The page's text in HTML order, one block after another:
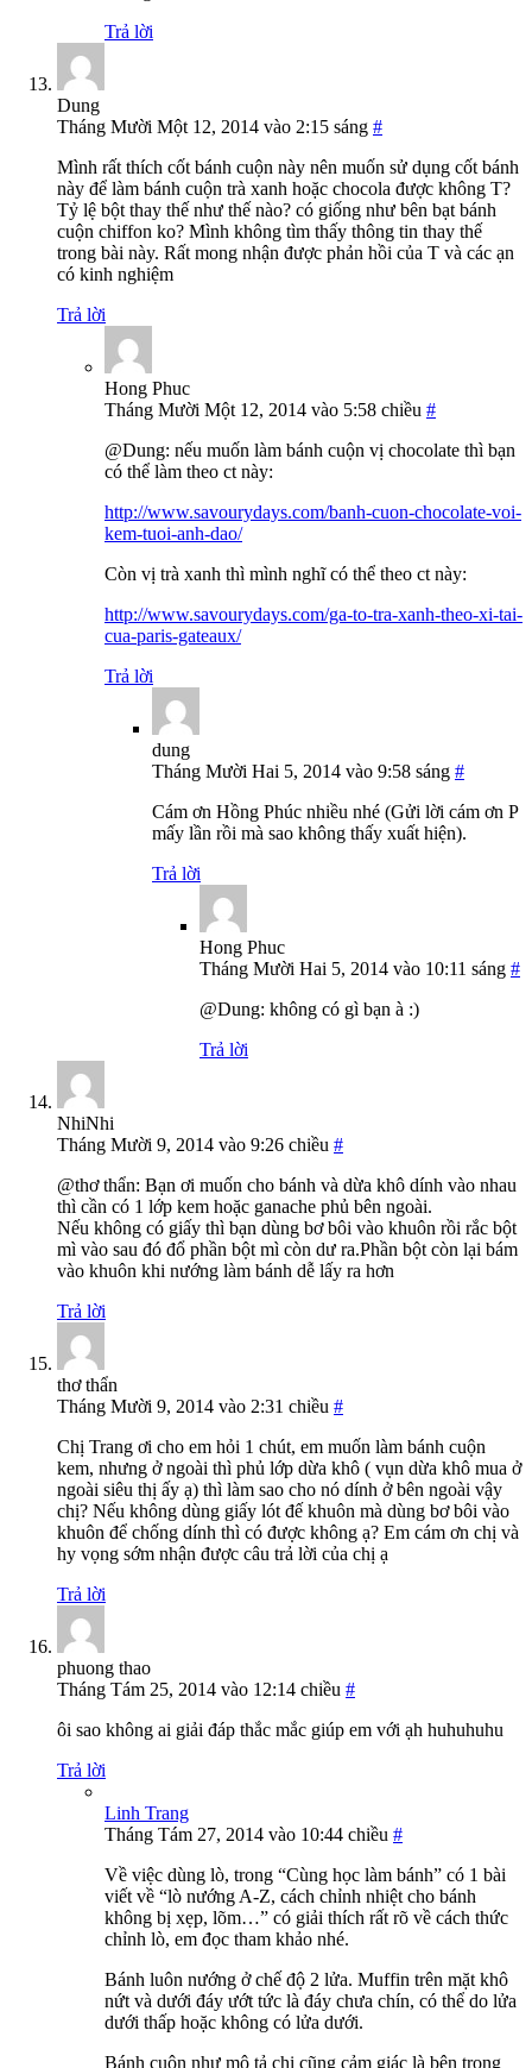
Trả lời
Dung
Tháng Mười Một 12, 2014 vào 2:15 sáng #
Mình rất thích cốt bánh cuộn này nên muốn sử dụng cốt bánh
này để làm bánh cuộn trà xanh hoặc chocola được không T?
Tỷ lệ bột thay thế như thế nào? có giống như bên bạt bánh
cuộn chiffon ko? Mình không tìm thấy thông tin thay thế
trong bài này. Rất mong nhận được phản hồi của T và các ạn
có kinh nghiệm
Trả lời
Hong Phuc
Tháng Mười Một 12, 2014 vào 5:58 chiều #
@Dung: nếu muốn làm bánh cuộn vị chocolate thì bạn
có thể làm theo ct này:
http://www.savourydays.com/banh-cuon-chocolate-voi-
kem-tuoi-anh-dao/
Còn vị trà xanh thì mình nghĩ có thể theo ct này:
http://www.savourydays.com/ga-to-tra-xanh-theo-xi-tai-
cua-paris-gateaux/
Trả lời
dung
Tháng Mười Hai 5, 2014 vào 9:58 sáng #
Cám ơn Hồng Phúc nhiều nhé (Gửi lời cám ơn P
mấy lần rồi mà sao không thấy xuất hiện).
Trả lời
Hong Phuc
Tháng Mười Hai 5, 2014 vào 10:11 sáng #
@Dung: không có gì bạn à :)
Trả lời
NhiNhi
Tháng Mười 9, 2014 vào 9:26 chiều #
@thơ thẩn: Bạn ơi muốn cho bánh và dừa khô dính vào nhau
thì cần có 1 lớp kem hoặc ganache phủ bên ngoài.
Nếu không có giấy thì bạn dùng bơ bôi vào khuôn rồi rắc bột
mì vào sau đó đổ phần bột mì còn dư ra.Phần bột còn lại bám
vào khuôn khi nướng làm bánh dễ lấy ra hơn
Trả lời
thơ thẩn
Tháng Mười 9, 2014 vào 2:31 chiều #
Chị Trang ơi cho em hỏi 1 chút, em muốn làm bánh cuộn
kem, nhưng ở ngoài thì phủ lớp dừa khô ( vụn dừa khô mua ở
ngoài siêu thị ấy ạ) thì làm sao cho nó dính ở bên ngoài vậy
chị? Nếu không dùng giấy lót đế khuôn mà dùng bơ bôi vào
khuôn để chống dính thì có được không ạ? Em cám ơn chị và
hy vọng sớm nhận được câu trả lời của chị ạ
Trả lời
phuong thao
Tháng Tám 25, 2014 vào 12:14 chiều #
ôi sao không ai giải đáp thắc mắc giúp em với ạh huhuhuhu
Trả lời
Linh Trang
Tháng Tám 27, 2014 vào 10:44 chiều #
Về việc dùng lò, trong “Cùng học làm bánh” có 1 bài
viết về “lò nướng A-Z, cách chỉnh nhiệt cho bánh
không bị xẹp, lõm…” có giải thích rất rõ về cách thức
chỉnh lò, em đọc tham khảo nhé.
Bánh luôn nướng ở chế độ 2 lửa. Muffin trên mặt khô
nứt và dưới đáy ướt tức là đáy chưa chín, có thể do lửa
dưới thấp hoặc không có lửa dưới.
Bánh cuộn như mô tả chị cũng cảm giác là bên trong